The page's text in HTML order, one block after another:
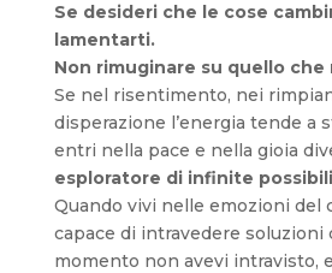
Se desideri che le cose
lamentarti.
Non rimuginare su quello che
Se nel risentimento, nei
disperazione l’energia tende a
entri nella pace e nella gioia
esploratore di infinite
Quando vivi nelle emozioni del
capace di intravedere soluzioni
momento non avevi intravisto,